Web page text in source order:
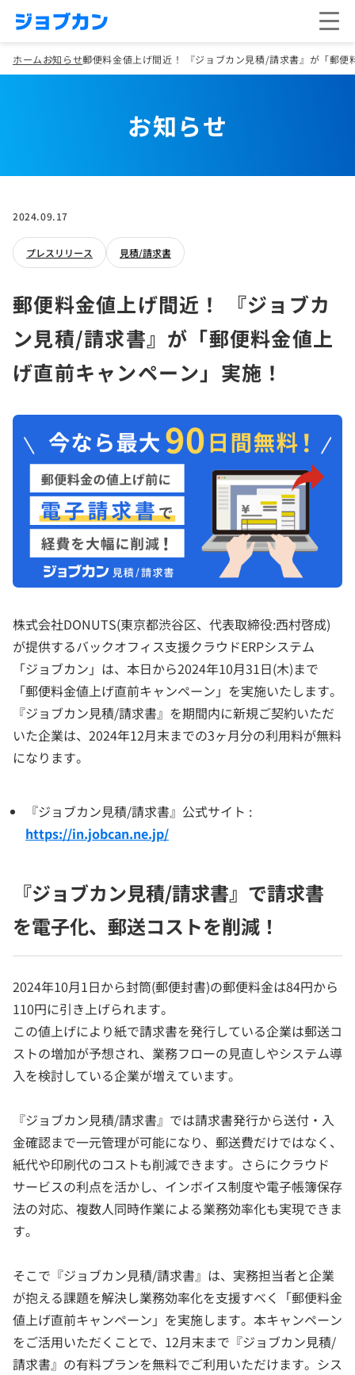
ホームお知らせ郵便料金値上げ間近！ 『ジョブカン見積/請求書』が「郵便
お知らせ
2024.09.17
プレスリリース 見積/請求書
郵便料金値上げ間近！ 『ジョブカ
ン見積/請求書』が「郵便料金値上
げ直前キャンペーン」実施！
株式会社DONUTS(東京都渋谷区、代表取締役:西村啓成)
が提供するバックオフィス支援クラウドERPシステム
「ジョブカン」は、本日から2024年10月31日(木)まで
「郵便料金値上げ直前キャンペーン」を実施いたします。
『ジョブカン見積/請求書』を期間内に新規ご契約いただ
いた企業は、2024年12月末までの3ヶ月分の利用料が無料
になります。
『ジョブカン見積/請求書』公式サイト :
https://in.jobcan.ne.jp/
『ジョブカン見積/請求書』で請求書
を電子化、郵送コストを削減！
2024年10月1日から封筒(郵便封書)の郵便料金は84円から
110円に引き上げられます。
この値上げにより紙で請求書を発行している企業は郵送コ
ストの増加が予想され、業務フローの見直しやシステム導
入を検討している企業が増えています。
『ジョブカン見積/請求書』では請求書発行から送付・入
金確認まで一元管理が可能になり、郵送費だけではなく、
紙代や印刷代のコストも削減できます。さらにクラウド
サービスの利点を活かし、インボイス制度や電子帳簿保存
法の対応、複数人同時作業による業務効率化も実現できま
す。
そこで『ジョブカン見積/請求書』は、実務担当者と企業
が抱える課題を解決し業務効率化を支援すべく「郵便料金
値上げ直前キャンペーン」を実施します。本キャンペーン
をご活用いただくことで、12月末まで『ジョブカン見積/
請求書』の有料プランを無料でご利用いただけます。シス